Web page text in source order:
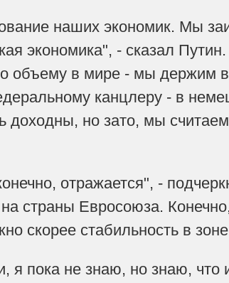
наших экономик. Мы
экономика", - сказал
объему в мире - мы держим
канцлеру - в
доходны, но зато, мы
отражается", -
страны Евросоюза.
скорее стабильность в
я пока не знаю, но знаю, что